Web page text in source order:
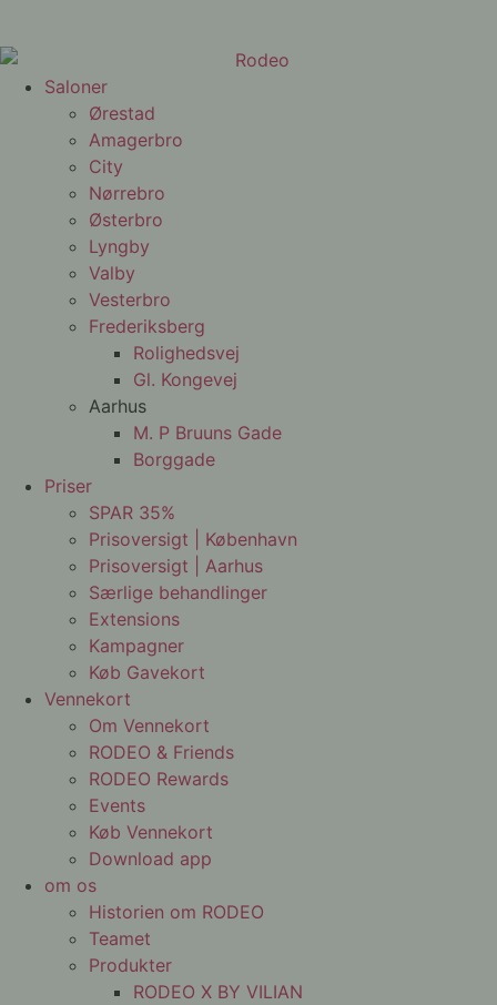
Saloner
Ørestad
Amagerbro
City
Nørrebro
Østerbro
Lyngby
Valby
Vesterbro
Frederiksberg
Rolighedsvej
Gl. Kongevej
Aarhus
M. P Bruuns Gade
Borggade
Priser
SPAR 35%
Prisoversigt | København
Prisoversigt | Aarhus
Særlige behandlinger
Extensions
Kampagner
Køb Gavekort
Vennekort
Om Vennekort
RODEO & Friends
RODEO Rewards
Events
Køb Vennekort
Download app
om os
Historien om RODEO
Teamet
Produkter
RODEO X BY VILIAN